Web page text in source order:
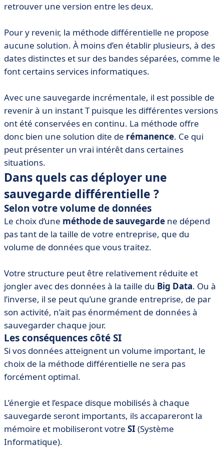
retrouver une version entre les deux.
Pour y revenir, la méthode différentielle ne propose
aucune solution. À moins d’en établir plusieurs, à des
dates distinctes et sur des bandes séparées, comme le
font certains services informatiques.
Avec une sauvegarde incrémentale, il est possible de
revenir à un instant T puisque les différentes versions
ont été conservées en continu. La méthode offre
donc bien une solution dite de rémanence. Ce qui
peut présenter un vrai intérêt dans certaines
situations.
Dans quels cas déployer une
sauvegarde différentielle ?
Selon votre volume de données
Le choix d’une méthode de sauvegarde ne dépend
pas tant de la taille de votre entreprise, que du
volume de données que vous traitez.
Votre structure peut être relativement réduite et
jongler avec des données à la taille du Big Data. Ou à
l’inverse, il se peut qu’une grande entreprise, de par
son activité, n’ait pas énormément de données à
sauvegarder chaque jour.
Les conséquences côté SI
Si vos données atteignent un volume important, le
choix de la méthode différentielle ne sera pas
forcément optimal.
L’énergie et l’espace disque mobilisés à chaque
sauvegarde seront importants, ils accapareront la
mémoire et mobiliseront votre SI (Système
Informatique).